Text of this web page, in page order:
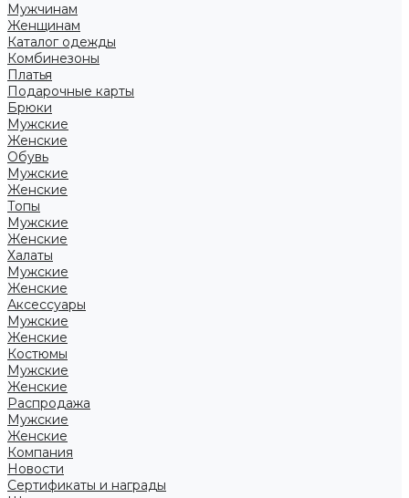
Мужчинам
Женщинам
Каталог одежды
Комбинезоны
Платья
Подарочные карты
Брюки
Мужские
Женские
Обувь
Мужские
Женские
Топы
Мужские
Женские
Халаты
Мужские
Женские
Аксессуары
Мужские
Женские
Костюмы
Мужские
Женские
Распродажа
Мужские
Женские
Компания
Новости
Сертификаты и награды